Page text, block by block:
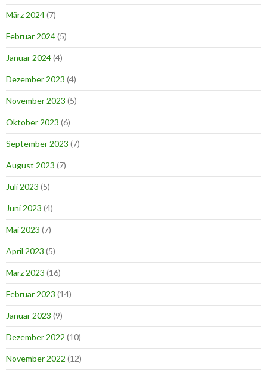
März 2024(7)
Februar 2024(5)
Januar 2024(4)
Dezember 2023 (4)
November 2023 (5)
Oktober 2023 (6)
September 2023 (7)
August 2023 (7)
Juli 2023 (5)
Juni 2023 (4)
Mai 2023 (7)
April 2023 (5)
März 2023 (16)
Februar 2023 (14)
Januar 2023 (9)
Dezember 2022 (10)
November 2022 (12)